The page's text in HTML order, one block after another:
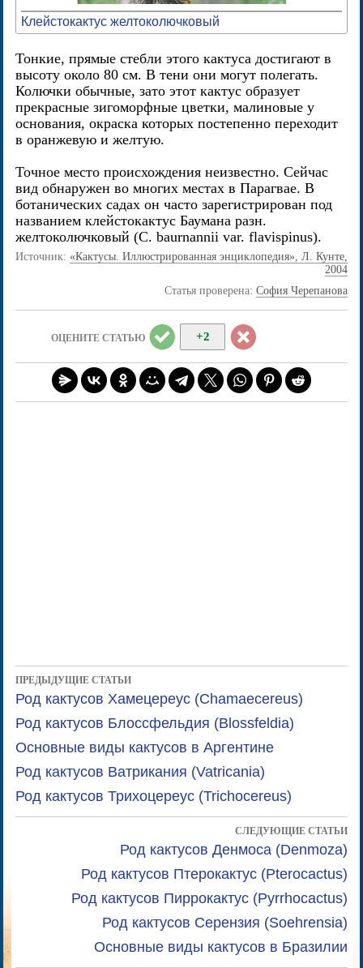
Клейстокактус желтоколючковый
Тонкие, прямые стебли этого кактуса достигают в
высоту около 80 см. В тени они могут полегать.
Колючки обычные, зато этот кактус образует
прекрасные зигоморфные цветки, малиновые у
основания, окраска которых постепенно переходит
в оранжевую и желтую.
Точное место происхождения неизвестно. Сейчас
вид обнаружен во многих местах в Парагвае. В
ботанических садах он часто зарегистрирован под
названием клейстокактус Баумана разн.
желтоколючковый (С. baurnannii var. flavispinus).
Источник: «Кактусы. Иллюстрированная энциклопедия», Л. Кунте,
2004
Статья проверена: София Черепанова
ОЦЕНИТЕ СТАТЬЮ +2
ПРЕДЫДУЩИЕ СТАТЬИ
Род кактусов Хамецереус (Chamaecereus)
Род кактусов Блоссфельдия (Blossfeldia)
Основные виды кактусов в Аргентине
Род кактусов Ватрикания (Vatricania)
Род кактусов Трихоцереус (Trichocereus)
СЛЕДУЮЩИЕ СТАТЬИ
Род кактусов Денмоса (Denmoza)
Род кактусов Птерокактус (Pterocactus)
Род кактусов Пиррокактус (Pyrrhocactus)
Род кактусов Серензия (Soehrensia)
Основные виды кактусов в Бразилии